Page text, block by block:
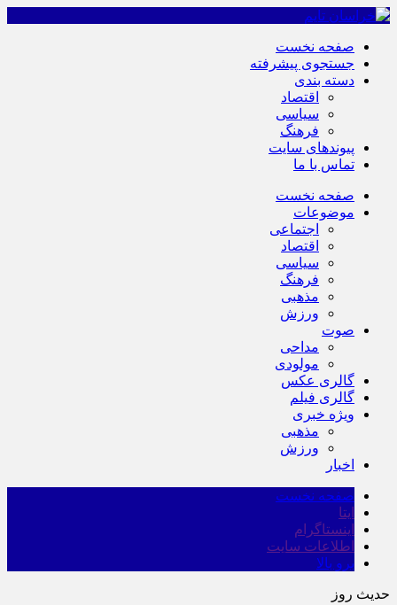
صفحه نخست
جستجوی پیشرفته
دسته بندی
اقتصاد
سیاسی
فرهنگ
پیوندهای سایت
تماس با ما
صفحه نخست
موضوعات
اجتماعی
اقتصاد
سیاسی
فرهنگ
مذهبی
ورزش
صوت
مداحی
مولودی
گالری عکس
گالری فیلم
ویژه خبری
مذهبی
ورزش
اخبار
صفحه نخست
ایتا
اینستاگرام
اطلاعات سایت
برو بالا
حدیث روز